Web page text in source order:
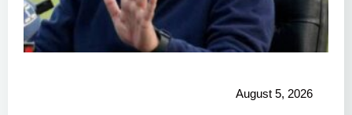
August 5, 2026